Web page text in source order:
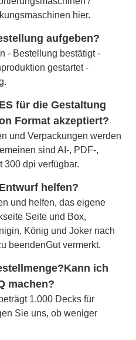
hier.
aufgeben?
- Bestellung bestätigt -
gestartet -
für die Gestaltung
Format akzeptiert?
und Verpackungen werden
sind AI-, PDF-,
300 dpi verfügbar.
helfen?
und helfen, das eigene
Seite und Box,
König und Joker nach
beendenGut vermerkt.
Kann ich
machen?
1.000 Decks für
Sie uns, ob weniger